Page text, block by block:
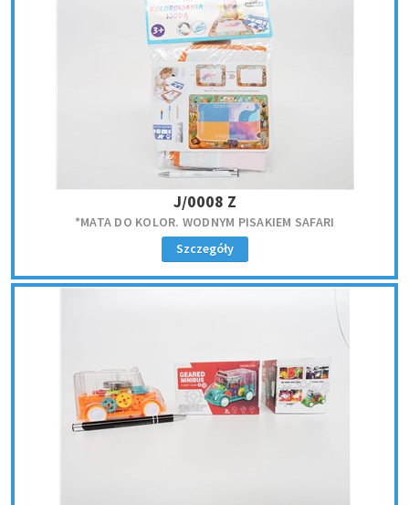
J/0008 Z
*MATA DO KOLOR. WODNYM PISAKIEM SAFARI
Szczegóły